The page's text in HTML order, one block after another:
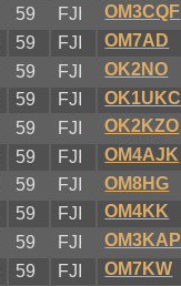
59 FJI OM3CQF
59 FJI OM7AD
59 FJI OK2NO
59 FJI OK1UKC
59 FJI OK2KZO
59 FJI OM4AJK
59 FJI OM8HG
59 FJI OM4KK
59 FJI OM3KAP
59 FJI OM7KW